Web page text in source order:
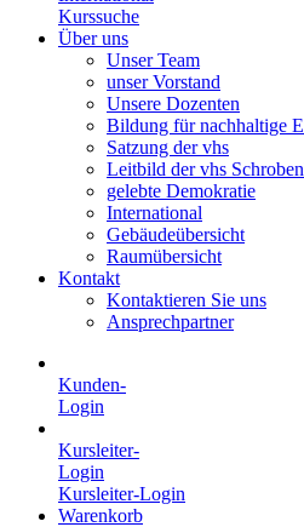
Kurssuche
Über uns
Unser Team
unser Vorstand
Unsere Dozenten
Bildung für nachhaltige
Satzung der vhs
Leitbild der vhs
gelebte Demokratie
International
Gebäudeübersicht
Raumübersicht
Kontakt
Kontaktieren Sie uns
Ansprechpartner
Kunden-
Login
Kursleiter-
Login
Kursleiter-Login
Warenkorb